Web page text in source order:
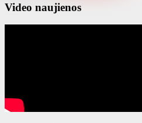
Video naujienos